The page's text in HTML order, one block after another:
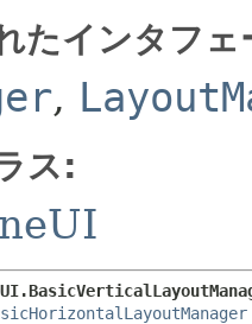
たインタフ
,
ス: